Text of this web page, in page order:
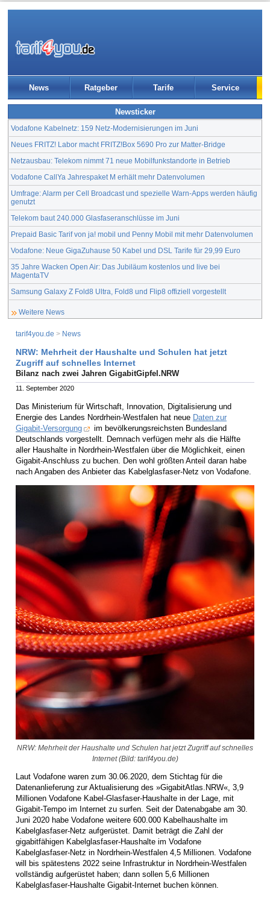
News Ratgeber Tarife Service
Newsticker
Vodafone Kabelnetz: 159 Netz-Modernisierungen im Juni
Neues FRITZ! Labor macht FRITZ!Box 5690 Pro zur Matter-Bridge
Netzausbau: Telekom nimmt 71 neue Mobilfunkstandorte in Betrieb
Vodafone CallYa Jahrespaket M erhält mehr Datenvolumen
Umfrage: Alarm per Cell Broadcast und spezielle Warn-Apps werden häufig
genutzt
Telekom baut 240.000 Glasfaseranschlüsse im Juni
Prepaid Basic Tarif von ja! mobil und Penny Mobil mit mehr Datenvolumen
Vodafone: Neue GigaZuhause 50 Kabel und DSL Tarife für 29,99 Euro
35 Jahre Wacken Open Air: Das Jubiläum kostenlos und live bei
MagentaTV
Samsung Galaxy Z Fold8 Ultra, Fold8 und Flip8 offiziell vorgestellt
Weitere News
tarif4you.de > News
NRW: Mehrheit der Haushalte und Schulen hat jetzt
Zugriff auf schnelles Internet
Bilanz nach zwei Jahren GigabitGipfel.NRW
11. September 2020
Das Ministerium für Wirtschaft, Innovation, Digitalisierung und
Energie des Landes Nordrhein-Westfalen hat neue Daten zur
Gigabit-Versorgung
im bevölkerungsreichsten Bundesland
Deutschlands vorgestellt. Demnach verfügen mehr als die Hälfte
aller Haushalte in Nordrhein-Westfalen über die Möglichkeit, einen
Gigabit-Anschluss zu buchen. Den wohl größten Anteil daran habe
nach Angaben des Anbieter das Kabelglasfaser-Netz von Vodafone.
NRW: Mehrheit der Haushalte und Schulen hat jetzt Zugriff auf schnelles
Internet (Bild: tarif4you.de)
Laut Vodafone waren zum 30.06.2020, dem Stichtag für die
Datenanlieferung zur Aktualisierung des »GigabitAtlas.NRW«, 3,9
Millionen Vodafone Kabel-Glasfaser-Haushalte in der Lage, mit
Gigabit-Tempo im Internet zu surfen. Seit der Datenabgabe am 30.
Juni 2020 habe Vodafone weitere 600.000 Kabelhaushalte im
Kabelglasfaser-Netz aufgerüstet. Damit beträgt die Zahl der
gigabitfähigen Kabelglasfaser-Haushalte im Vodafone
Kabelglasfaser-Netz in Nordrhein-Westfalen 4,5 Millionen. Vodafone
will bis spätestens 2022 seine Infrastruktur in Nordrhein-Westfalen
vollständig aufgerüstet haben; dann sollen 5,6 Millionen
Kabelglasfaser-Haushalte Gigabit-Internet buchen können.